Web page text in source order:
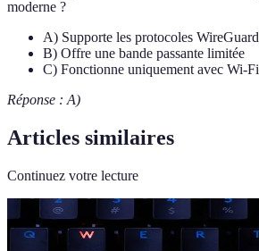
moderne ?
A) Supporte les protocoles WireGuard
B) Offre une bande passante limitée
C) Fonctionne uniquement avec Wi-Fi
Réponse : A)
Articles similaires
Continuez votre lecture